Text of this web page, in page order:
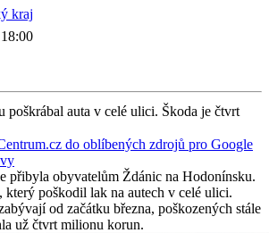
kraj
poškrábal auta v celé ulici. Škoda je čtvrt
do oblíbených zdrojů pro Google
přibyla obyvatelům Ždánic na Hodonínsku.
který poškodil lak na autech v celé ulici.
od začátku března, poškozených stále
už čtvrt milionu korun.